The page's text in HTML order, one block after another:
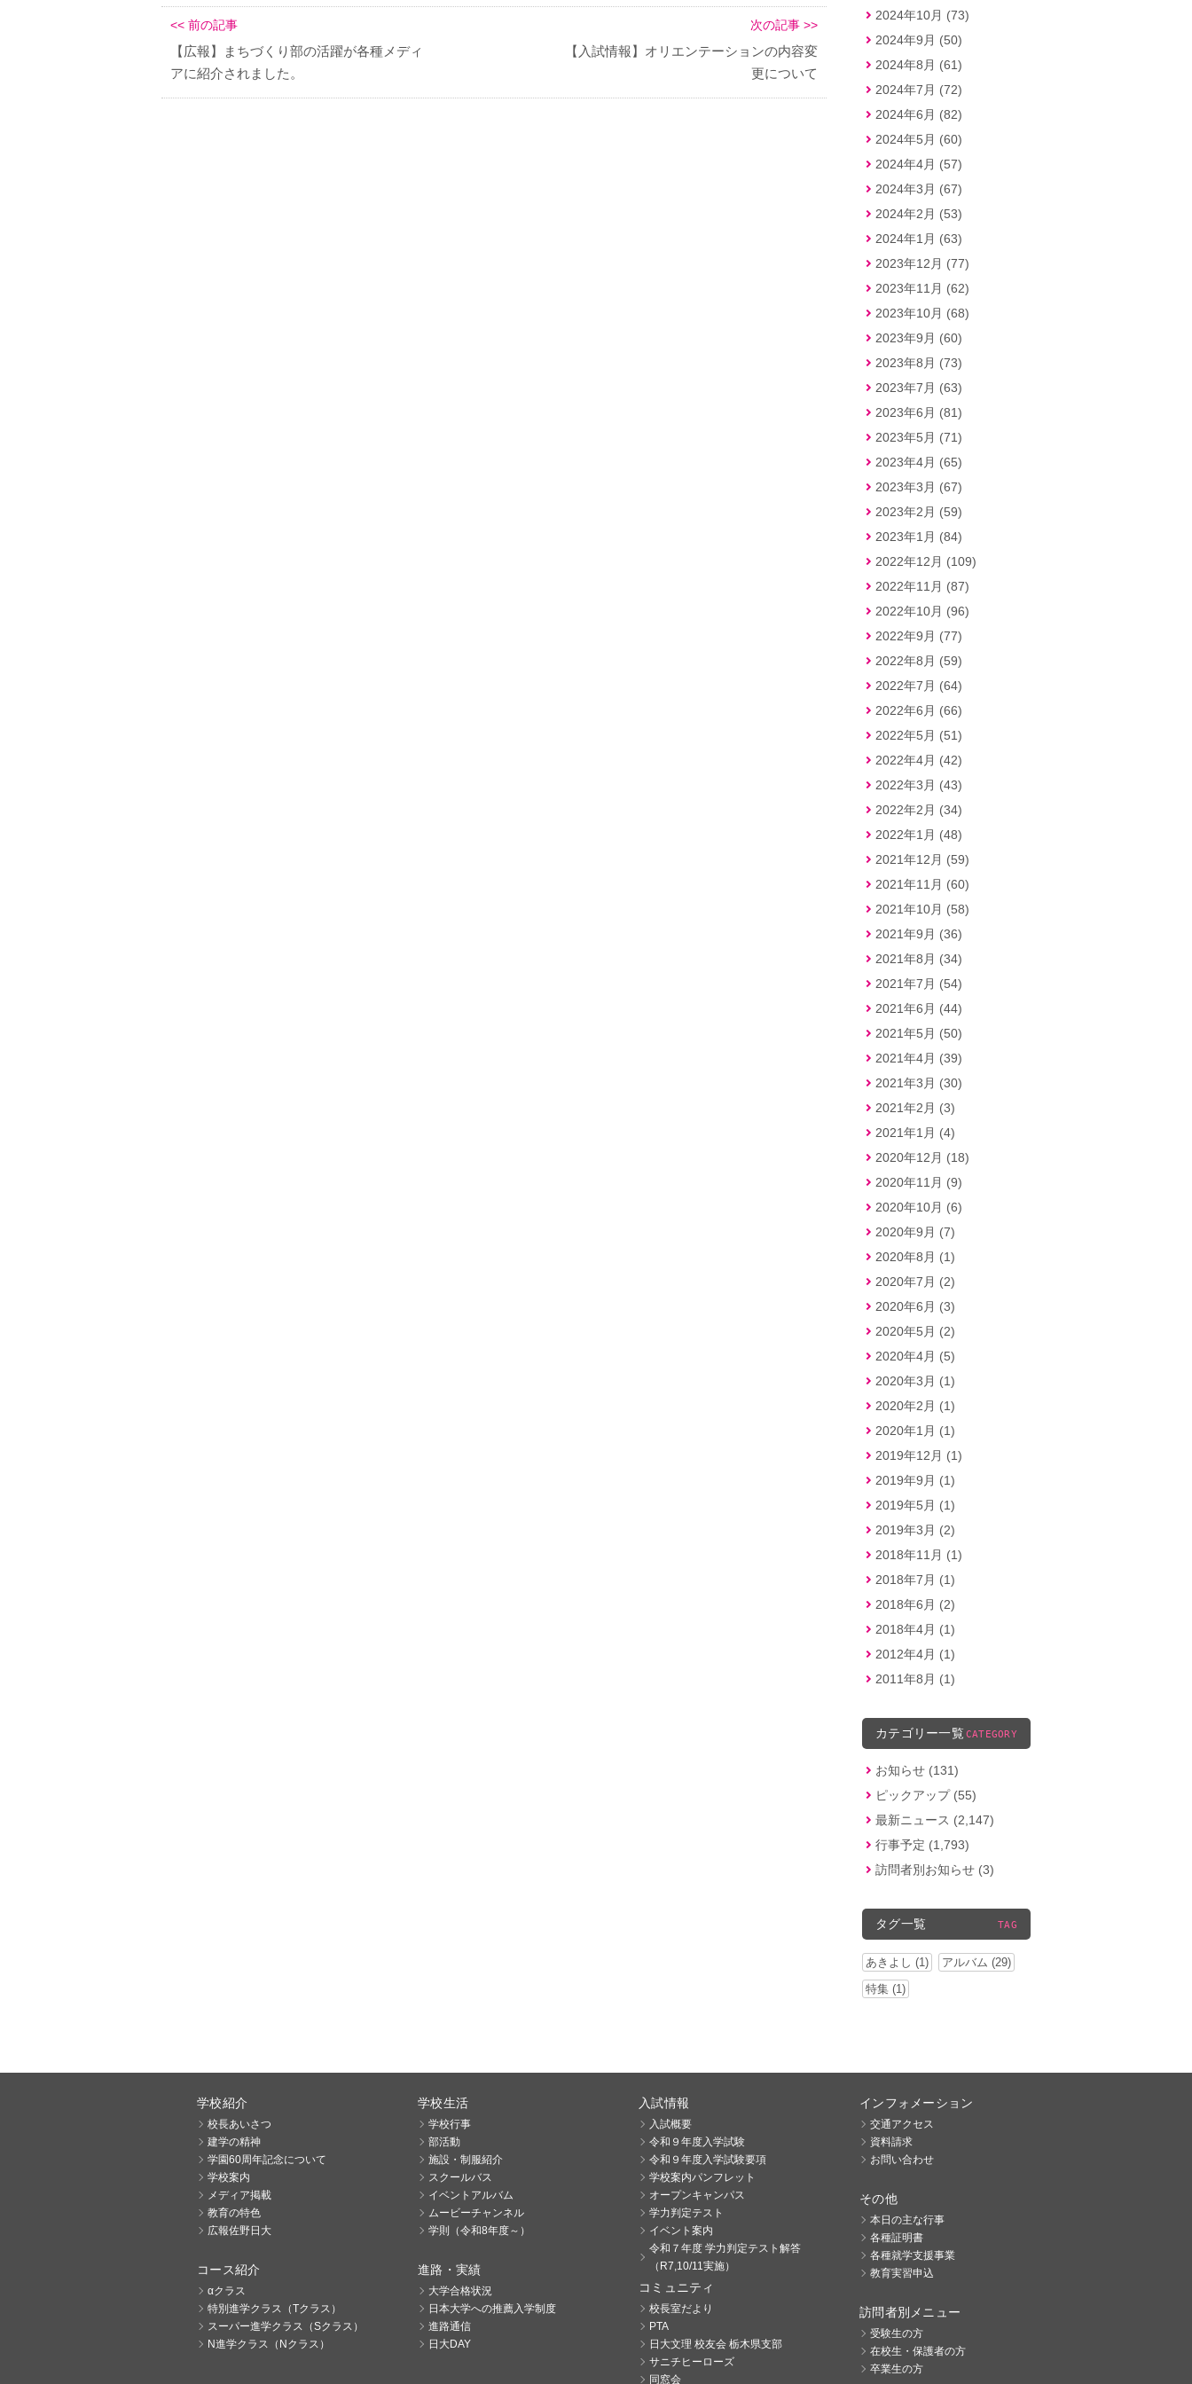
<< 前の記事
【広報】まちづくり部の活躍が各種メディ
アに紹介されました。
次の記事 >>
【入試情報】オリエンテーションの内容変
更について
2024年10月 (73)
2024年9月 (50)
2024年8月 (61)
2024年7月 (72)
2024年6月 (82)
2024年5月 (60)
2024年4月 (57)
2024年3月 (67)
2024年2月 (53)
2024年1月 (63)
2023年12月 (77)
2023年11月 (62)
2023年10月 (68)
2023年9月 (60)
2023年8月 (73)
2023年7月 (63)
2023年6月 (81)
2023年5月 (71)
2023年4月 (65)
2023年3月 (67)
2023年2月 (59)
2023年1月 (84)
2022年12月 (109)
2022年11月 (87)
2022年10月 (96)
2022年9月 (77)
2022年8月 (59)
2022年7月 (64)
2022年6月 (66)
2022年5月 (51)
2022年4月 (42)
2022年3月 (43)
2022年2月 (34)
2022年1月 (48)
2021年12月 (59)
2021年11月 (60)
2021年10月 (58)
2021年9月 (36)
2021年8月 (34)
2021年7月 (54)
2021年6月 (44)
2021年5月 (50)
2021年4月 (39)
2021年3月 (30)
2021年2月 (3)
2021年1月 (4)
2020年12月 (18)
2020年11月 (9)
2020年10月 (6)
2020年9月 (7)
2020年8月 (1)
2020年7月 (2)
2020年6月 (3)
2020年5月 (2)
2020年4月 (5)
2020年3月 (1)
2020年2月 (1)
2020年1月 (1)
2019年12月 (1)
2019年9月 (1)
2019年5月 (1)
2019年3月 (2)
2018年11月 (1)
2018年7月 (1)
2018年6月 (2)
2018年4月 (1)
2012年4月 (1)
2011年8月 (1)
カテゴリー一覧 CATEGORY
お知らせ (131)
ピックアップ (55)
最新ニュース (2,147)
行事予定 (1,793)
訪問者別お知らせ (3)
タグ一覧 TAG
あきよし (1)
アルバム (29)
特集 (1)
学校紹介
校長あいさつ
建学の精神
学園60周年記念について
学校案内
メディア掲載
教育の特色
広報佐野日大
コース紹介
αクラス
特別進学クラス（Tクラス）
スーパー進学クラス（Sクラス）
N進学クラス（Nクラス）
学校生活
学校行事
部活動
施設・制服紹介
スクールバス
イベントアルバム
ムービーチャンネル
学則（令和8年度～）
進路・実績
大学合格状況
日本大学への推薦入学制度
進路通信
日大DAY
入試情報
入試概要
令和９年度入学試験
令和９年度入学試験要項
学校案内パンフレット
オープンキャンパス
学力判定テスト
イベント案内
令和７年度 学力判定テスト解答
（R7,10/11実施）
コミュニティ
校長室だより
PTA
日大文理 校友会 栃木県支部
サニチヒーローズ
同窓会
インフォメーション
交通アクセス
資料請求
お問い合わせ
その他
本日の主な行事
各種証明書
各種就学支援事業
教育実習申込
訪問者別メニュー
受験生の方
在校生・保護者の方
卒業生の方